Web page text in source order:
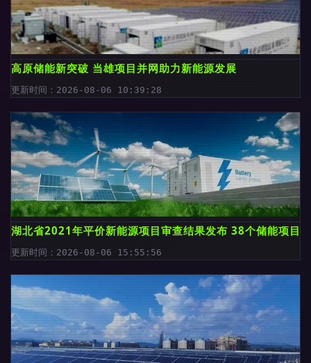
高原储能新突破 当雄项目并网助力新能源发展
更新时间：2026-08-06 10:39:28
湖北省2021年平价新能源项目审查结果发布 38个储能项目
更新时间：2026-08-06 15:55:56